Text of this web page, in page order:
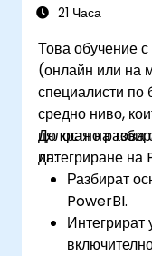
21 Часа
Това обучение
(онлайн или на
специалисти по
средно ниво,
цялостно
интегриране на
До края на това
да:
Разбират
PowerBI.
Интегрират